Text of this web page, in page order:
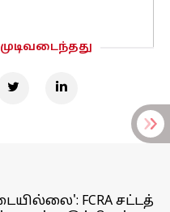
FCRA சட்டத்